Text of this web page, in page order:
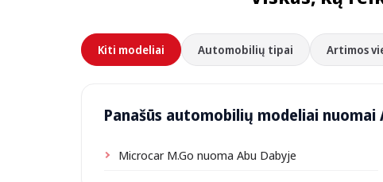
Kiti modeliai Automobilių tipai Artimos
Panašūs automobilių modeliai nuomai
Microcar M.Go nuoma Abu Dabyje